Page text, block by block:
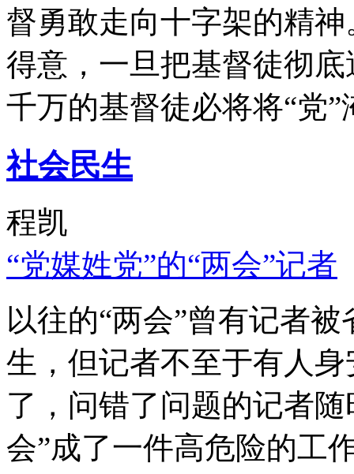
督勇敢走向十字架的精
得意，一旦把基督徒彻
千万的基督徒必将将“党”
社会民生
程凯
“党媒姓党”的“两会”记者
以往的“两会”曾有记者
生，但记者不至于有人
了，问错了问题的记者
会”成了一件高危险的工